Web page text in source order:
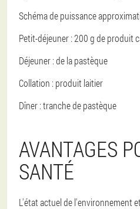
Schéma de puissance
Petit-déjeuner : 200 g de produit
Déjeuner : de la pastèque
Collation : produit laitier
Dîner : tranche de pastèque
AVANTAGES
SANTÉ
L'état actuel de l'environnement